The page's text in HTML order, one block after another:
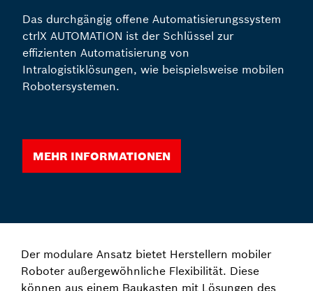
Das durchgängig offene Automatisierungssystem
ctrlX AUTOMATION ist der Schlüssel zur
effizienten Automatisierung von
Intralogistiklösungen, wie beispielsweise mobilen
Robotersystemen.
Mehr Informationen
Der modulare Ansatz bietet Herstellern mobiler
Roboter außergewöhnliche Flexibilität. Diese
können aus einem Baukasten mit Lösungen des